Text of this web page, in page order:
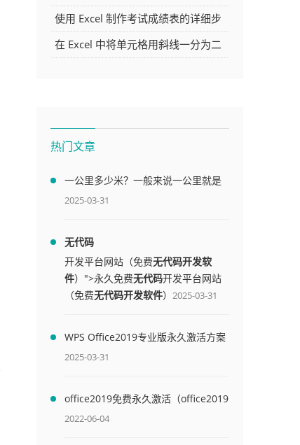
使用 Excel 制作考试成绩表的详细步
骤及技巧
在 Excel 中将单元格用斜线一分为二
热门文章
一公里多少米？一般来说一公里就是
1000米
2025-03-31
无代码
开发平台网站（免费无代码开发软
件）">永久免费无代码开发平台网站
（免费无代码开发软件） 2025-03-31
WPS Office2019专业版永久激活方案
(附终身授权序列号)
2025-03-31
office2019免费永久激活（office2019
免费永久激活码）
2022-06-04